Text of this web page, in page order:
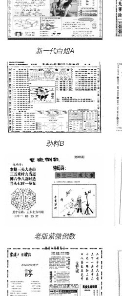
新一代白姐A
劲料B
老版紫微倒数